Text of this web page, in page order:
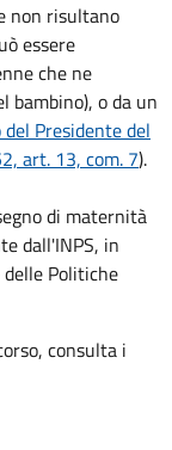
non risultano
essere
che ne
bambino), o da un
del Presidente del
art. 13, com. 7).
di maternità
dall'INPS, in
Politiche
consulta i